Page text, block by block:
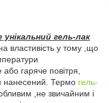
унікальний гель-лак
властивість у тому ,що
гаряче повітря,
нанесений. Термо гель-
,не звичайним і